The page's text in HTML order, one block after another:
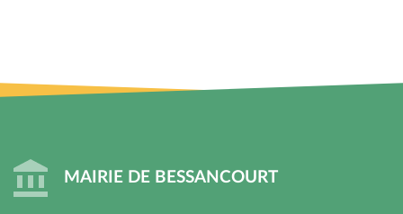
MAIRIE DE BESSANCOURT